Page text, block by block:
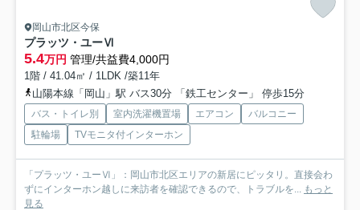
岡山市北区今保
プラッツ・ユーⅥ
5.4万円 管理/共益費4,000円
1階 / 41.04㎡ / 1LDK /築11年
山陽本線「岡山」駅 バス30分 「鉄工センター」 停歩15分
バス・トイレ別 室内洗濯機置場 エアコン
バルコニー
駐輪場
TVモニタ付インターホン
「プラッツ・ユーⅥ」：岡山市北区エリアの新居にピッタリ。直接会わ
ずにインターホン越しに来訪者を確認できるので、トラブルを...
もっと
見る